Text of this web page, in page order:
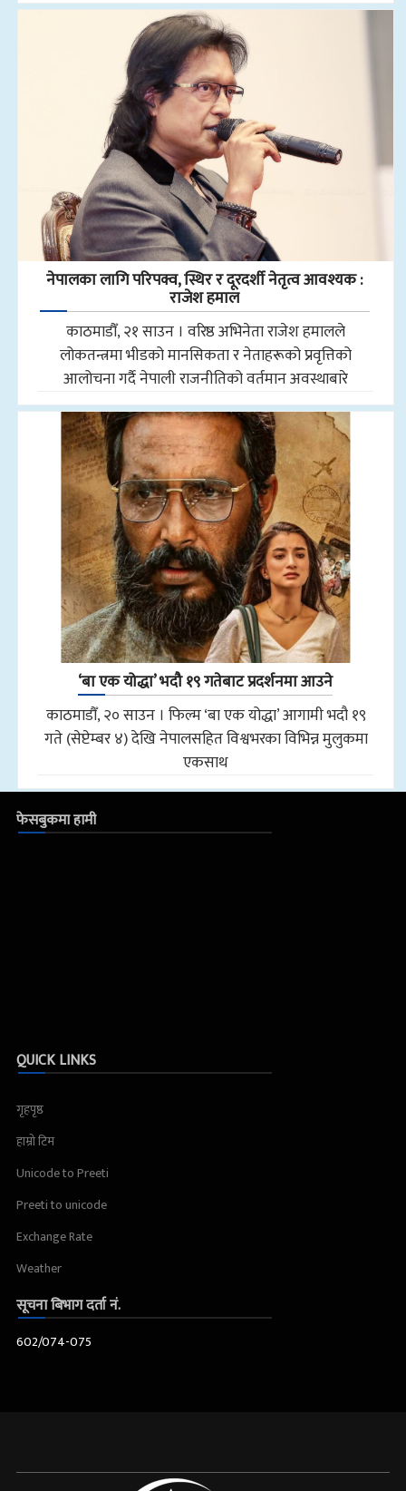
नेपालका लागि परिपक्व, स्थिर र दूरदर्शी नेतृत्व आवश्यक :
राजेश हमाल
काठमाडौँ, २१ साउन । वरिष्ठ अभिनेता राजेश हमालले
लोकतन्त्रमा भीडको मानसिकता र नेताहरूको प्रवृत्तिको
आलोचना गर्दै नेपाली राजनीतिको वर्तमान अवस्थाबारे
‘बा एक योद्धा’ भदौ १९ गतेबाट प्रदर्शनमा आउने
काठमाडौँ, २० साउन । फिल्म ‘बा एक योद्धा’ आगामी भदौ १९
गते (सेप्टेम्बर ४) देखि नेपालसहित विश्वभरका विभिन्न मुलुकमा
एकसाथ
फेसबुकमा हामी
QUICK LINKS
गृहपृष्ठ
हाम्रो टिम
Unicode to Preeti
Preeti to unicode
Exchange Rate
Weather
सूचना बिभाग दर्ता नं.
602/074-075